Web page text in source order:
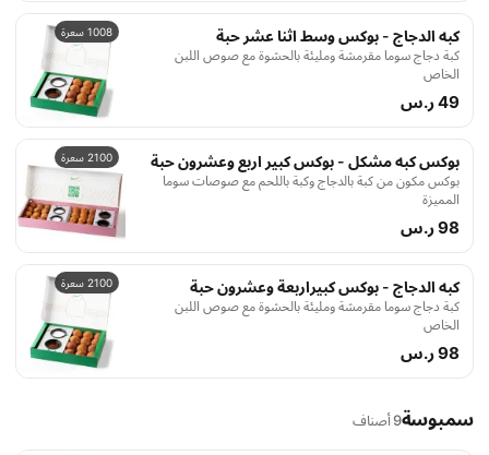
1008 سعرة كبه الدجاج - بوكس وسط اثنا عشر حبة
كبة دجاج سوما مقرمشة ومليئة بالحشوة مع صوص اللبن
الخاص
49 ر.س
2100 سعرة بوكس كبه مشكل - بوكس كبير اربع وعشرون حبة
بوكس مكون من كبة بالدجاج وكبة باللحم مع صوصات سوما
المميزة
98 ر.س
2100 سعرة كبه الدجاج - بوكس كبيراربعة وعشرون حبة
كبة دجاج سوما مقرمشة ومليئة بالحشوة مع صوص اللبن
الخاص
98 ر.س
سمبوسة9 أصناف